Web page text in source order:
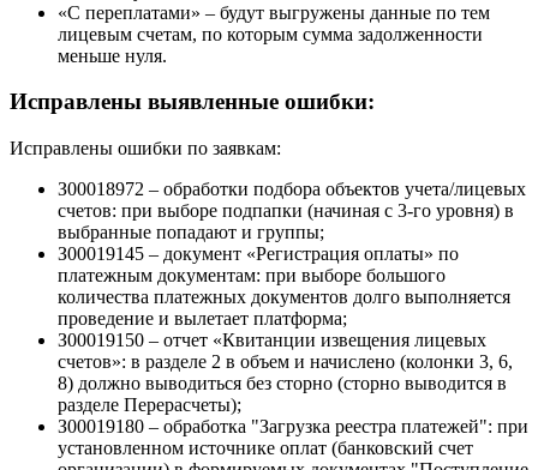
«С переплатами» – будут выгружены данные по тем
лицевым счетам, по которым сумма задолженности
меньше нуля.
Исправлены выявленные ошибки:
Исправлены ошибки по заявкам:
З00018972 – обработки подбора объектов учета/лицевых
счетов: при выборе подпапки (начиная с 3-го уровня) в
выбранные попадают и группы;
З00019145 – документ «Регистрация оплаты» по
платежным документам: при выборе большого
количества платежных документов долго выполняется
проведение и вылетает платформа;
З00019150 – отчет «Квитанции извещения лицевых
счетов»: в разделе 2 в объем и начислено (колонки 3, 6,
8) должно выводиться без сторно (сторно выводится в
разделе Перерасчеты);
З00019180 – обработка "Загрузка реестра платежей": при
установленном источнике оплат (банковский счет